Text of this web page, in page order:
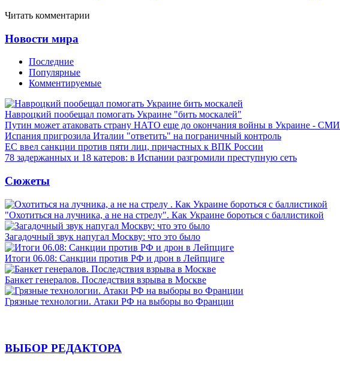
Читать комментарии
Новости мира
Последние
Популярные
Комментируемые
Навроцкий пообещал помогать Украине "бить москалей"
Путин может атаковать страну НАТО еще до окончания войны в Украине - СМИ
Испания пригрозила Италии "ответить" на пограничный контроль
ЕС ввел санкции против пяти лиц, причастных к ВПК России
78 задержанных и 18 катеров: в Испании разгромили преступную сеть
Сюжеты
"Охотиться на лучника, а не на стрелу". Как Украине бороться с баллистикой
Загадочный звук напугал Москву: что это было
Итоги 06.08: Санкции против РФ и дрон в Лейпциге
Банкет генералов. Последствия взрыва в Москве
Грязные технологии. Атаки РФ на выборы во Франции
ВЫБОР РЕДАКТОРА